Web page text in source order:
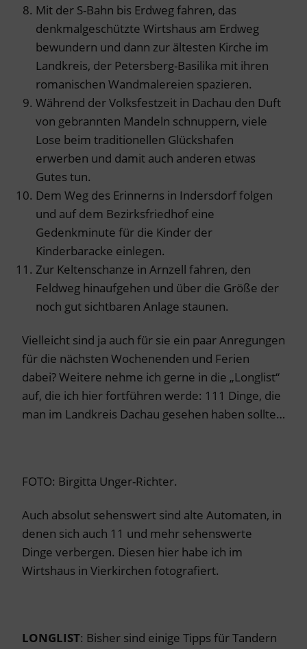
Mit der S-Bahn bis Erdweg fahren, das
denkmalgeschützte Wirtshaus am Erdweg
bewundern und dann zur ältesten Kirche im
Landkreis, der Petersberg-Basilika mit ihren
romanischen Wandmalereien spazieren.
Während der Volksfestzeit in Dachau den Duft
von gebrannten Mandeln schnuppern, viele
Lose beim traditionellen Glückshafen
erwerben und damit auch anderen etwas
Gutes tun.
Dem Weg des Erinnerns in Indersdorf folgen
und auf dem Bezirksfriedhof eine
Gedenkminute für die Kinder der
Kinderbaracke einlegen.
Zur Keltenschanze in Arnzell fahren, den
Feldweg hinaufgehen und über die Größe der
noch gut sichtbaren Anlage staunen.
Vielleicht sind ja auch für sie ein paar Anregungen
für die nächsten Wochenenden und Ferien
dabei? Weitere nehme ich gerne in die „Longlist“
auf, die ich hier fortführen werde: 111 Dinge, die
man im Landkreis Dachau gesehen haben sollte…
FOTO: Birgitta Unger-Richter.
Auch absolut sehenswert sind alte Automaten, in
denen sich auch 11 und mehr sehenswerte
Dinge verbergen. Diesen hier habe ich im
Wirtshaus in Vierkirchen fotografiert.
LONGLIST: Bisher sind einige Tipps für Tandern